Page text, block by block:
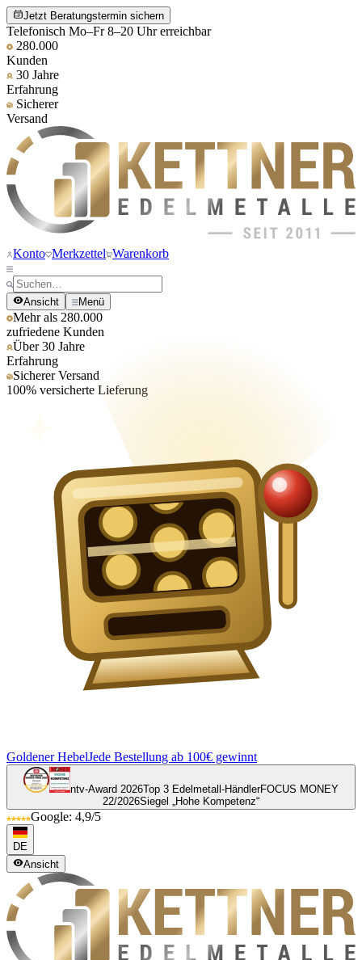
Jetzt Beratungstermin sichern
Telefonisch Mo–Fr 8–20 Uhr erreichbar
280.000
Kunden
30 Jahre
Erfahrung
Sicherer
Versand
Konto Merkzettel Warenkorb
Ansicht Menü
Mehr als 280.000
zufriedene Kunden
Über 30 Jahre
Erfahrung
Sicherer Versand
100% versicherte Lieferung
Goldener HebelJede Bestellung ab 100€ gewinnt
ntv-Award 2026Top 3 Edelmetall-HändlerFOCUS MONEY
22/2026Siegel „Hohe Kompetenz“
Google: 4,9/5
DE
Ansicht